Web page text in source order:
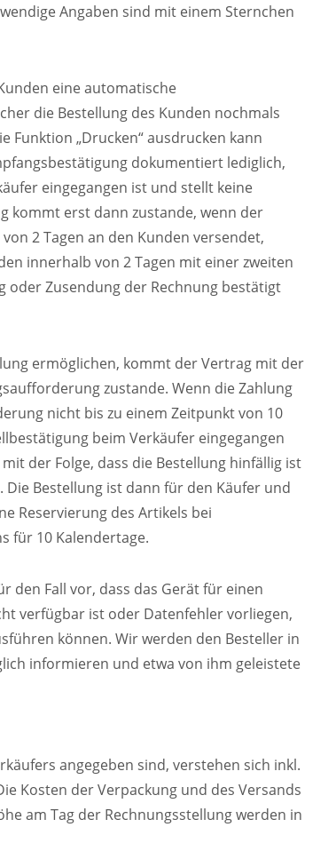
Angaben sind mit einem Sternchen
eine automatische
die Bestellung des Kunden nochmals
„Drucken“ ausdrucken kann
dokumentiert lediglich,
eingegangen ist und stellt keine
kommt erst dann zustande, wenn der
2 Tagen an den Kunden versendet,
innerhalb von 2 Tagen mit einer zweiten
oder Zusendung der Rechnung bestätigt
ermöglichen, kommt der Vertrag mit der
zustande. Wenn die Zahlung
nicht bis zu einem Zeitpunkt von 10
beim Verkäufer eingegangen
der Folge, dass die Bestellung hinfällig ist
Bestellung ist dann für den Käufer und
Reservierung des Artikels bei
für 10 Kalendertage.
den Fall vor, dass das Gerät für einen
verfügbar ist oder Datenfehler vorliegen,
können. Wir werden den Besteller in
informieren und etwa von ihm geleistete
angegeben sind, verstehen sich inkl.
Kosten der Verpackung und des Versands
am Tag der Rechnungsstellung werden in